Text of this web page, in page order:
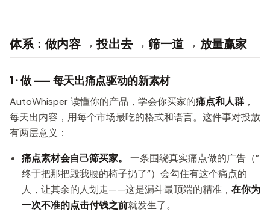
体系：做内容 → 投出去 → 筛一道 → 放量赢家
1 · 做 —— 每天出痛点驱动的新素材
AutoWhisper 读懂你的产品，学会你买家的痛点和人群 ，
每天出内容，用每个市场最吃的格式和语言。这件事对投放
有两层意义：
痛点素材会自己筛买家。
一条围绕真实痛点做的广告（”
终于把那把毁我腰的椅子扔了”）会勾住有这个痛点的
人，让其余的人划走——这是漏斗最顶端的精准， 在你为
一次不准的点击付钱之前就发生了。